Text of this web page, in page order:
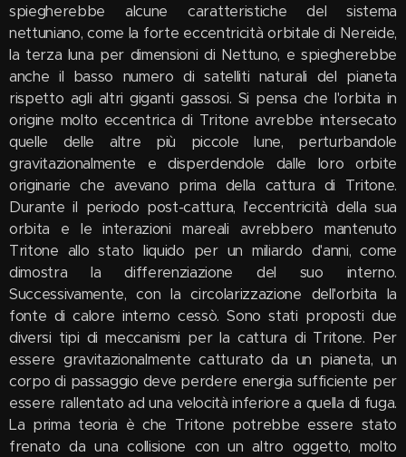
spiegherebbe alcune caratteristiche del sistema
nettuniano, come la forte eccentricità orbitale di Nereide,
la terza luna per dimensioni di Nettuno, e spiegherebbe
anche il basso numero di satelliti naturali del pianeta
rispetto agli altri giganti gassosi. Si pensa che l'orbita in
origine molto eccentrica di Tritone avrebbe intersecato
quelle delle altre più piccole lune, perturbandole
gravitazionalmente e disperdendole dalle loro orbite
originarie che avevano prima della cattura di Tritone.
Durante il periodo post-cattura, l'eccentricità della sua
orbita e le interazioni mareali avrebbero mantenuto
Tritone allo stato liquido per un miliardo d'anni, come
dimostra la differenziazione del suo interno.
Successivamente, con la circolarizzazione dell'orbita la
fonte di calore interno cessò. Sono stati proposti due
diversi tipi di meccanismi per la cattura di Tritone. Per
essere gravitazionalmente catturato da un pianeta, un
corpo di passaggio deve perdere energia sufficiente per
essere rallentato ad una velocità inferiore a quella di fuga.
La prima teoria è che Tritone potrebbe essere stato
frenato da una collisione con un altro oggetto, molto